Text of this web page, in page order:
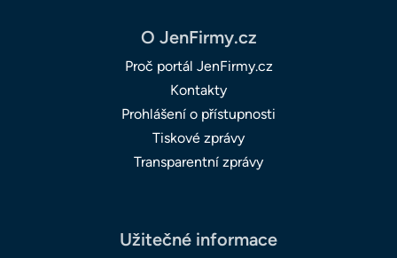
O JenFirmy.cz
Proč portál JenFirmy.cz
Kontakty
Prohlášení o přístupnosti
Tiskové zprávy
Transparentní zprávy
Užitečné informace